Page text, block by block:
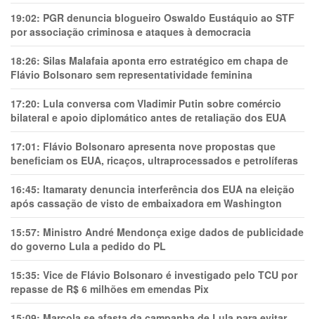
19:02: PGR denuncia blogueiro Oswaldo Eustáquio ao STF
por associação criminosa e ataques à democracia
18:26: Silas Malafaia aponta erro estratégico em chapa de
Flávio Bolsonaro sem representatividade feminina
17:20: Lula conversa com Vladimir Putin sobre comércio
bilateral e apoio diplomático antes de retaliação dos EUA
17:01: Flávio Bolsonaro apresenta nove propostas que
beneficiam os EUA, ricaços, ultraprocessados e petrolíferas
16:45: Itamaraty denuncia interferência dos EUA na eleição
após cassação de visto de embaixadora em Washington
15:57: Ministro André Mendonça exige dados de publicidade
do governo Lula a pedido do PL
15:35: Vice de Flávio Bolsonaro é investigado pelo TCU por
repasse de R$ 6 milhões em emendas Pix